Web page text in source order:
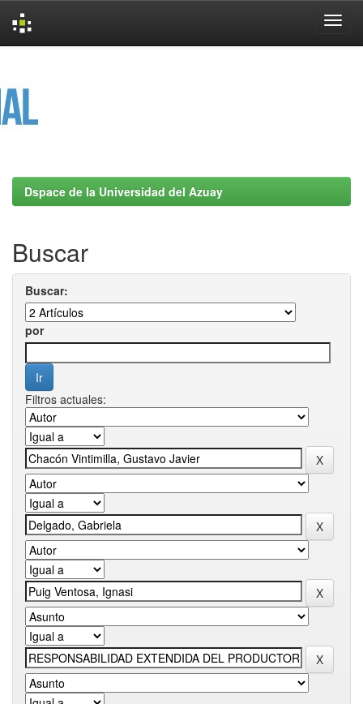
Dspace de la Universidad del Azuay
Buscar
Buscar:
por
Filtros actuales: